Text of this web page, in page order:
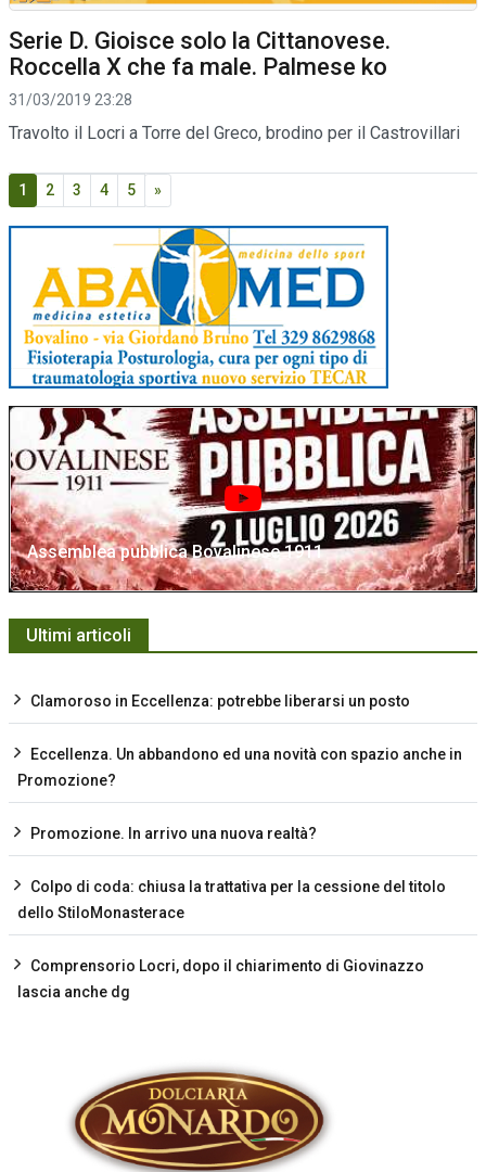
Serie D. Gioisce solo la Cittanovese.
Roccella X che fa male. Palmese ko
31/03/2019 23:28
Travolto il Locri a Torre del Greco, brodino per il Castrovillari
1 2 3 4 5 »
Assemblea pubblica Bovalinese 1911
Ultimi articoli
Clamoroso in Eccellenza: potrebbe liberarsi un posto
Eccellenza. Un abbandono ed una novità con spazio anche in
Promozione?
Promozione. In arrivo una nuova realtà?
Colpo di coda: chiusa la trattativa per la cessione del titolo
dello StiloMonasterace
Comprensorio Locri, dopo il chiarimento di Giovinazzo
lascia anche dg